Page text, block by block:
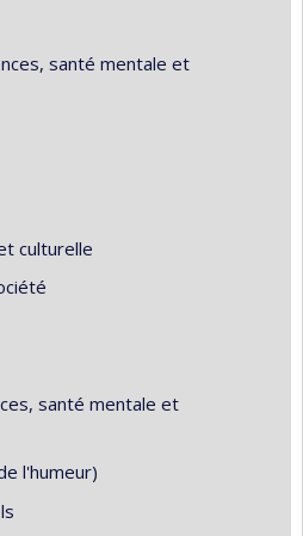
santé mentale et
culturelle
santé mentale et
l'humeur)